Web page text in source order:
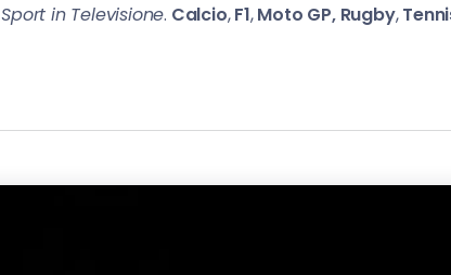
Sport in Televisione. Calcio,F1,Moto GP, Rugby,